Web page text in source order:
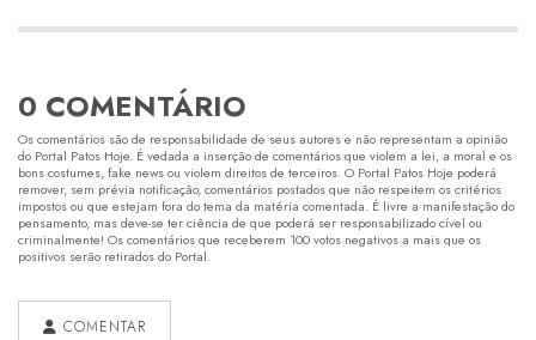
0 COMENTÁRIO
Os comentários são de responsabilidade de seus autores e não representam a opinião
do Portal Patos Hoje. É vedada a inserção de comentários que violem a lei, a moral e os
bons costumes, fake news ou violem direitos de terceiros. O Portal Patos Hoje poderá
remover, sem prévia notificação, comentários postados que não respeitem os critérios
impostos ou que estejam fora do tema da matéria comentada. É livre a manifestação do
pensamento, mas deve-se ter ciência de que poderá ser responsabilizado cível ou
criminalmente! Os comentários que receberem 100 votos negativos a mais que os
positivos serão retirados do Portal.
COMENTAR